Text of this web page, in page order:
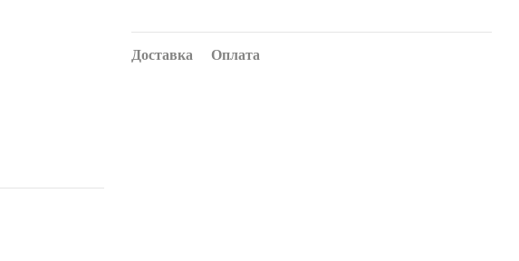
Доставка Оплата